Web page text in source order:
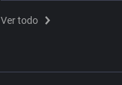
Ver todo